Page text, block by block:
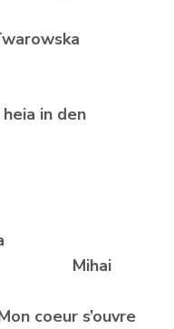
heia in den
Granada
coeur s’ouvre